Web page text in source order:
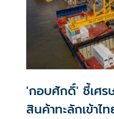
'กอบศักดิ์' ชี้เศ
สินค้าทะลักเข้า